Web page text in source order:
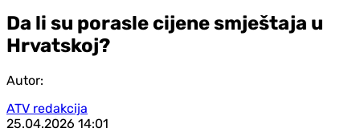
Da li su porasle cijene smještaja u
Hrvatskoj?
Autor:
ATV redakcija
25.04.2026 14:01